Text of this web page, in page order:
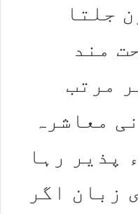
جلتا
مند
مرتب
معاشرہ
پذیر رہا
زبان اگر